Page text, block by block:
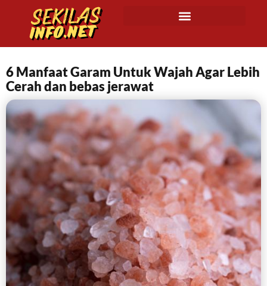
6 Manfaat Garam Untuk Wajah Agar Lebih
Cerah dan bebas jerawat